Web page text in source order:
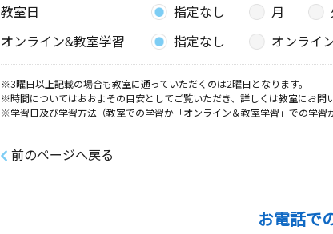
0歳～高校生
千葉県船橋市本町６丁目３－１０ レジデンス船
橋５０５
東船橋駅南教室
月 火 水 木 金 土
日
3歳～高校生
教室日
指定なし 月
オンライン&教室学習
指定なし オンライ
※3曜日以上記載の場合も教室に通っていただくのは2曜日となります。
※時間についてはおおよその目安としてご覧いただき、詳しくは教室にお問
※学習日及び学習方法（教室での学習か「オンライン＆教室学習」での学習
前のページへ戻る
お電話で